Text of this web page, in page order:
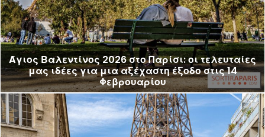
Άγιος Βαλεντίνος 2026 στο Παρίσι: οι τελευταίες
μας ιδέες για μια αξέχαστη έξοδο στις 14
Φεβρουαρίου